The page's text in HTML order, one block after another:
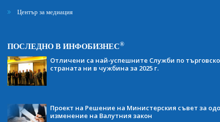
Център за медиация
ПОСЛЕДНО В ИНФОБИЗНЕС®
Отличени са най-успешните Служби по
страната ни в чужбина за 2025 г.
Проект на Решение на Министерския съвет за
изменение на Валутния закон